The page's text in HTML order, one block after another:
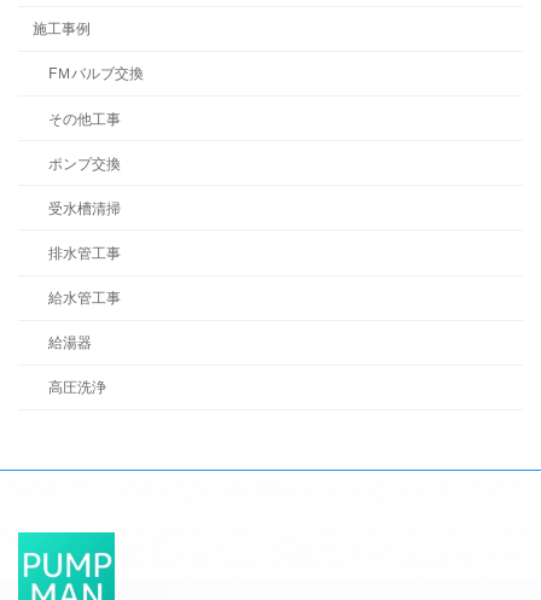
施工事例
FＭバルブ交換
その他工事
ポンプ交換
受水槽清掃
排水管工事
給水管工事
給湯器
高圧洗浄